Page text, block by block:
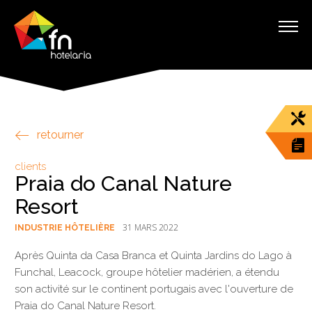
retourner
clients
Praia do Canal Nature
Resort
INDUSTRIE HÔTELIÈRE 31 MARS 2022
Après Quinta da Casa Branca et Quinta Jardins do Lago à
Funchal, Leacock, groupe hôtelier madérien, a étendu
son activité sur le continent portugais avec l'ouverture de
Praia do Canal Nature Resort.